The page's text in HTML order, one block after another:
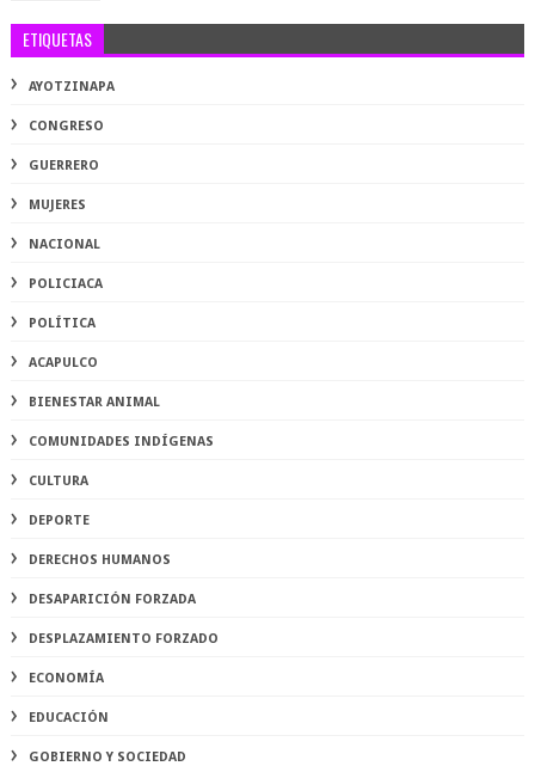
ETIQUETAS
AYOTZINAPA
CONGRESO
GUERRERO
MUJERES
NACIONAL
POLICIACA
POLÍTICA
ACAPULCO
BIENESTAR ANIMAL
COMUNIDADES INDÍGENAS
CULTURA
DEPORTE
DERECHOS HUMANOS
DESAPARICIÓN FORZADA
DESPLAZAMIENTO FORZADO
ECONOMÍA
EDUCACIÓN
GOBIERNO Y SOCIEDAD